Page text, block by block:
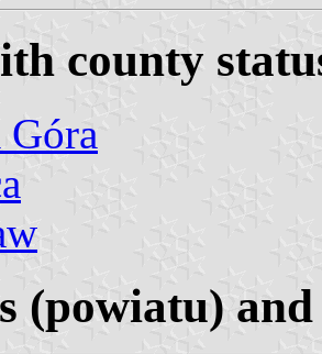
county
Góra
(powiatu)